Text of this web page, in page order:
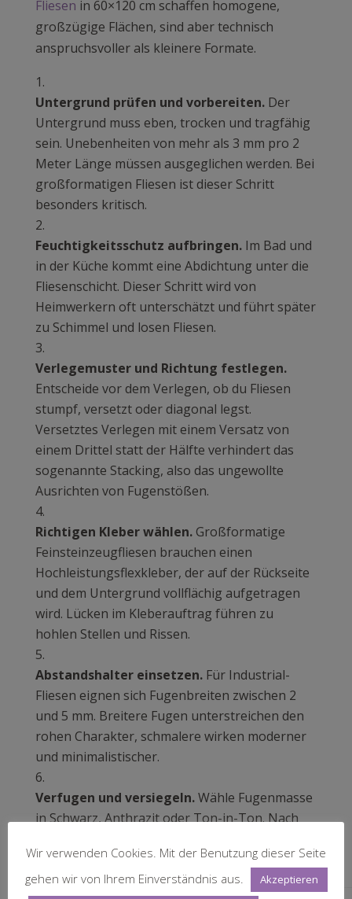
Fliesen in 60×120 cm schaffen homogene,
großzügige Flächen, sind aber technisch
anspruchsvoller als kleinere Formate.
Untergrund prüfen und vorbereiten.Der
Untergrund muss eben, trocken und tragfähig
sein. Unebenheiten von mehr als 3 mm pro 2
Meter Länge müssen ausgeglichen werden. Bei
großformatigen Fliesen ist dieser Schritt
besonders kritisch.
Feuchtigkeitsschutz aufbringen.Im Bad und
in der Küche kommt eine Abdichtung unter die
Fliesenschicht. Dieser Schritt wird von
Heimwerkern oft unterschätzt und führt später
zu Schimmel und losen Fliesen.
Verlegemuster und Richtung festlegen.
Entscheide vor dem Verlegen, ob du Fliesen
stumpf, versetzt oder diagonal legst.
Versetztes Verlegen mit einem Versatz von
einem Drittel statt der Hälfte verhindert das
sogenannte Stacking, also das ungewollte
Ausrichten von Fugenstößen.
Richtigen Kleber wählen.Großformatige
Feinsteinzeugfliesen brauchen einen
Hochleistungsflexkleber, der auf der Rückseite
und dem Untergrund vollflächig aufgetragen
wird. Lücken im Kleberauftrag führen zu
hohlen Stellen und Rissen.
Abstandshalter einsetzen.Für Industrial-
Fliesen eignen sich Fugenbreiten zwischen 2
und 5 mm. Breitere Fugen unterstreichen den
rohen Charakter, schmalere wirken moderner
und minimalistischer.
Verfugen und versiegeln.Wähle Fugenmasse
in Schwarz, Anthrazit oder Ton-in-Ton. Nach
versiegeln, besonders im Feuchtraumbereich.
Wir verwenden Cookies. Mit der Benutzung dieser Seite
gehen wir von Ihrem Einverständnis aus.
Akzeptieren